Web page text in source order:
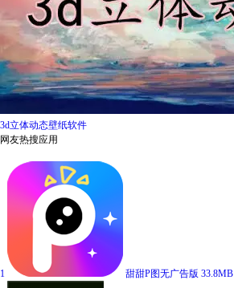
3d立体动态壁纸软件
网友热搜应用
1 甜甜P图无广告版 33.8MB